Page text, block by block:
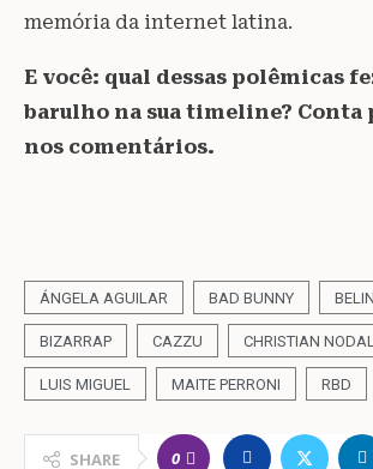
memória da internet latina.
E você: qual dessas polêmicas
barulho na sua timeline? Conta
nos comentários.
ÁNGELA AGUILAR BAD BUNNY
BIZARRAP CAZZU CHRISTIAN NODAL
LUIS MIGUEL MAITE PERRONI RBD
SHARE 0